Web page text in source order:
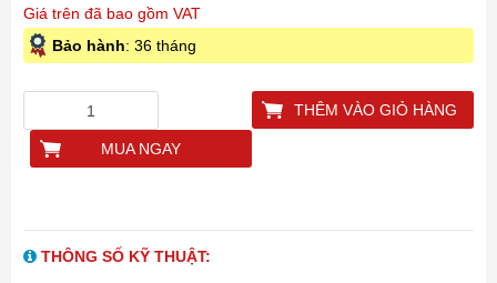
Giá trên đã bao gồm VAT
Bảo hành: 36 tháng
THÊM VÀO GIỎ HÀNG
MUA NGAY
THÔNG SỐ KỸ THUẬT: